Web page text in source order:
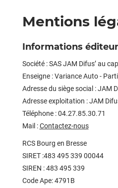
Mentions
Informations éditeur
Société : SAS JAM Difus’ au
Enseigne :Variance Auto -
Adresse du siège social :JAM
Adresse exploitation :JAM
Téléphone :04.27.85.30.71
Mail :Contactez-nous
RCS Bourg en Bresse
SIRET :483 495 339 00044
SIREN : 483 495 339
Code Ape: 4791B